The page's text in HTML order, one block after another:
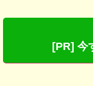
[PR] 今